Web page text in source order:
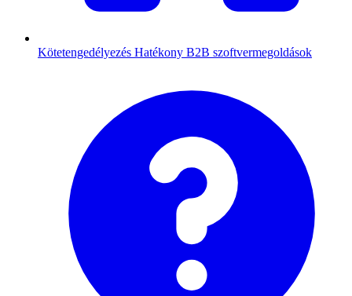
Kötetengedélyezés Hatékony B2B szoftvermegoldások